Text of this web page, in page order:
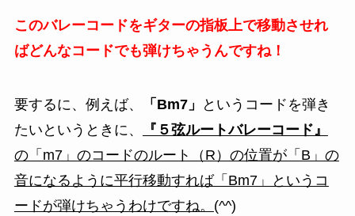
このバレーコードをギターの指板上で移動させれ
ばどんなコードでも弾けちゃうんですね！
要するに、例えば、 「Bm7」
というコードを弾き
たいというときに、
『５弦ルートバレーコード』
の「m7」のコードのルート（R）の位置が「B」の
音になるように平行移動すれば「Bm7」というコ
ードが弾けちゃうわけですね。 (^^)